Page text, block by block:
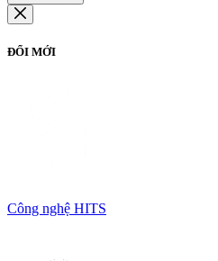
ĐỔI MỚI
Công nghệ HITS